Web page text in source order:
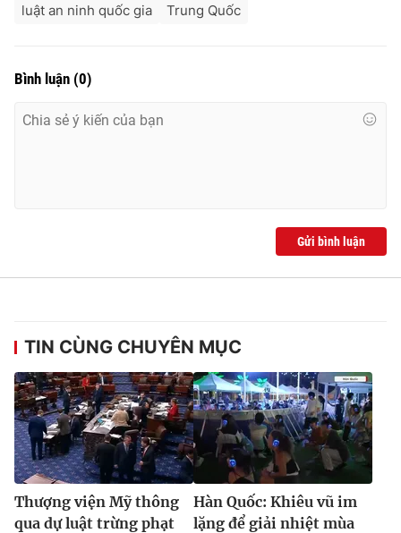
luật an ninh quốc gia
Trung Quốc
Bình luận (0)
Gửi bình luận
TIN CÙNG CHUYÊN MỤC
Thượng viện Mỹ thông
qua dự luật trừng phạt
Hàn Quốc: Khiêu vũ im
lặng để giải nhiệt mùa